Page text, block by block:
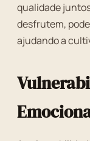
qualidade
desfrutem,
ajudando a